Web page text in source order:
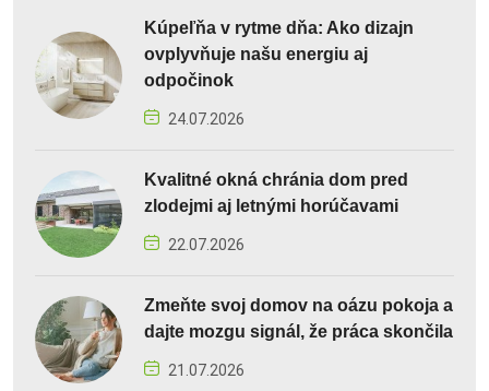
Kúpeľňa v rytme dňa: Ako dizajn
ovplyvňuje našu energiu aj
odpočinok
24.07.2026
Kvalitné okná chránia dom pred
zlodejmi aj letnými horúčavami
22.07.2026
Zmeňte svoj domov na oázu pokoja a
dajte mozgu signál, že práca skončila
21.07.2026